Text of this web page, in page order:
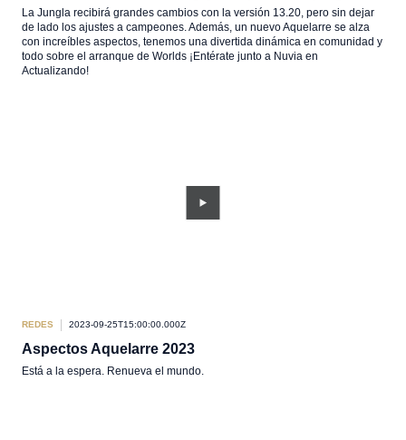
La Jungla recibirá grandes cambios con la versión 13.20, pero sin dejar
de lado los ajustes a campeones. Además, un nuevo Aquelarre se alza
con increíbles aspectos, tenemos una divertida dinámica en comunidad y
todo sobre el arranque de Worlds ¡Entérate junto a Nuvia en
Actualizando!
REDES 2023-09-25T15:00:00.000Z
Aspectos Aquelarre 2023
Está a la espera. Renueva el mundo.